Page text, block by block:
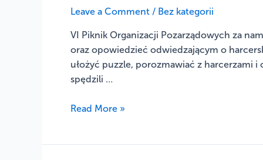
Leave a Comment / Bez kategorii
VI Piknik Organizacji Pozarządowych za
oraz opowiedzieć odwiedzającym o
ułożyć puzzle, porozmawiać z harcerzami
spędzili …
Read More »